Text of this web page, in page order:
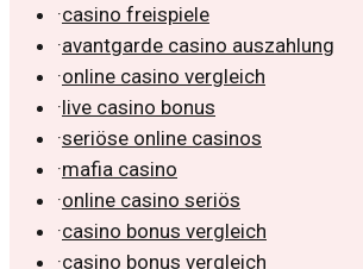
·casino freispiele
·avantgarde casino auszahlung
·online casino vergleich
·live casino bonus
·seriöse online casinos
·mafia casino
·online casino seriös
·casino bonus vergleich
·casino bonus vergleich